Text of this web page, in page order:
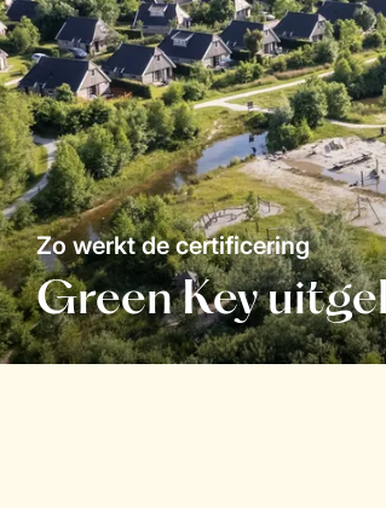
Green Key
Zo werkt de certificering